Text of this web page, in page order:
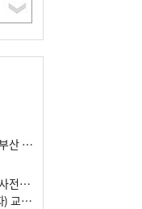
‘장수기업 세무조사 유예’ 파격 인센티브, 부산 유출 막을까
부산선관위 지선 Q&A ③ 사전투표 일정·사전투표함 보관
부산선관위 지선 Q&A ② 선거운동(유권자) 교육감투표용지